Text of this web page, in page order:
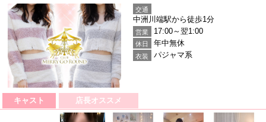
交通
中洲川端駅から徒歩1分
営業 17:00～翌1:00
休日 年中無休
衣装 パジャマ系
キャスト 店長オススメ